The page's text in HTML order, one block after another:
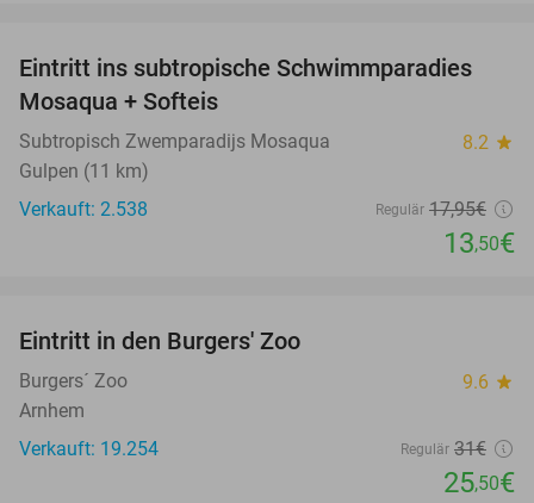
25%
Eintritt ins subtropische Schwimmparadies
Mosaqua + Softeis
Subtropisch Zwemparadijs Mosaqua 8.2 star
Gulpen (11 km)
Verkauft: 2.538
Regulär 17,95€
13,50€
Eintritt in den Burgers' Zoo
Burgers´ Zoo 9.6 star
Arnhem
Verkauft: 19.254
Regulär 31€
25,50€